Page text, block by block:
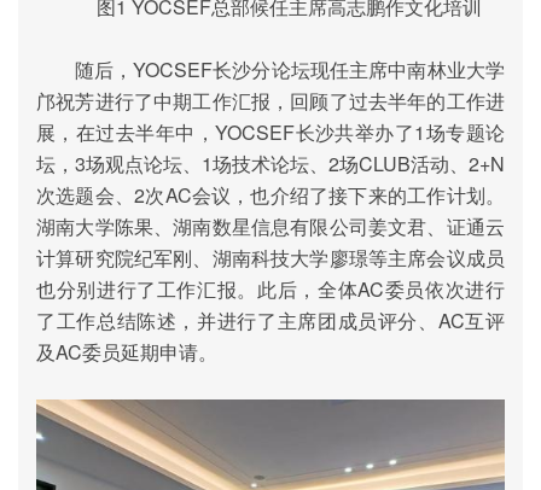
图1 YOCSEF总部候任主席高志鹏作文化培训
随后，YOCSEF长沙分论坛现任主席中南林业大学
邝祝芳进行了中期工作汇报，回顾了过去半年的工作进
展，在过去半年中，YOCSEF长沙共举办了1场专题论
坛， 3场观点论坛、 1场技术论坛、 2场CLUB活动、 2+N
次选题会、2次AC会议，也介绍了接下来的工作计划。
湖南大学陈果、湖南数星信息有限公司姜文君、 证通云
计算研究院纪军刚、湖南科技大学廖璟等主席会议成员
也分别进行了工作汇报。此后，全体AC委员依次进行
了工作总结陈述，并进行了主席团成员评分、 AC互评
及AC委员延期申请。